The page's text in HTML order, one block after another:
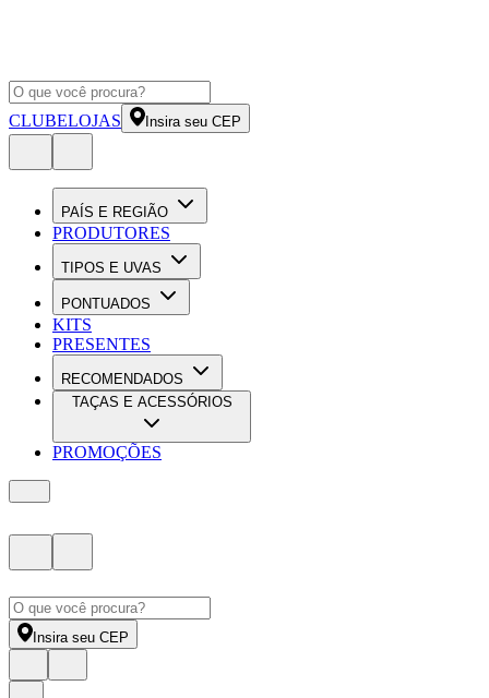
CLUBELOJAS Insira seu CEP
PAÍS E REGIÃO
PRODUTORES
TIPOS E UVAS
PONTUADOS
KITS
PRESENTES
RECOMENDADOS
TAÇAS E ACESSÓRIOS
PROMOÇÕES
Insira seu CEP